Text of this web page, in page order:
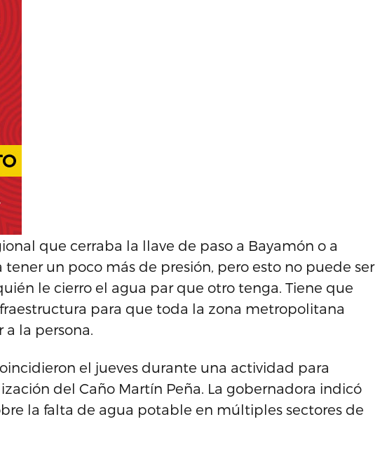
que cerraba la llave de paso a Bayamón o a
tener un poco más de presión, pero esto no puede ser
le cierro el agua par que otro tenga. Tiene que
para que toda la zona metropolitana
a la persona.
el jueves durante una actividad para
del Caño Martín Peña. La gobernadora indicó
la falta de agua potable en múltiples sectores de